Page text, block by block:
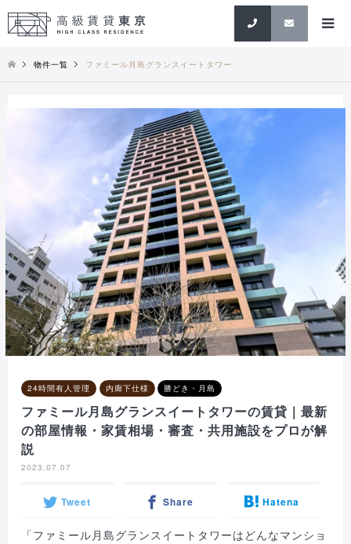
検索
物件一覧 ファミール月島グランスイートタワー
24時間有人管理 内廊下仕様 勝どき・月島
ファミール月島グランスイートタワーの賃貸｜最新
の部屋情報・家賃相場・審査・共用施設をプロが解
説
2023.07.07
Tweet Share Hatena
「ファミール月島グランスイートタワーはどんなマンショ